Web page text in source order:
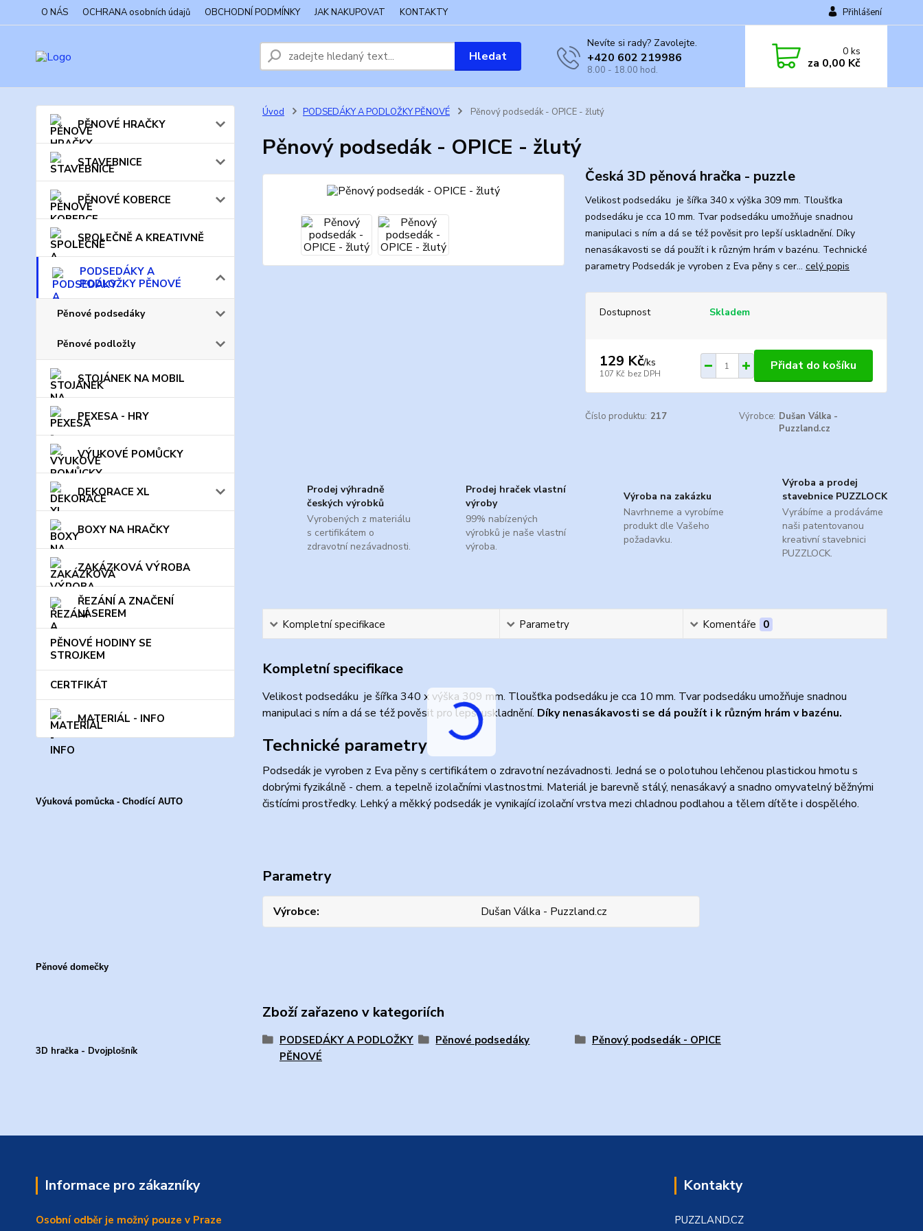
O NÁS OCHRANA osobních údajů OBCHODNÍ PODMÍNKY JAK NAKUPOVAT KONTAKTY Přihlášení
Hledat
Nevíte si rady? Zavolejte.
+420 602 219986
8.00 - 18.00 hod.
0ks
za 0,00 Kč
PĚNOVÉ HRAČKY
STAVEBNICE
PĚNOVÉ KOBERCE
SPOLEČNĚ A KREATIVNĚ
PODSEDÁKY A
PODLOŽKY PĚNOVÉ
Pěnové podsedáky
Pěnové podložly
STOJÁNEK NA MOBIL
PEXESA - HRY
VÝUKOVÉ POMŮCKY
DEKORACE XL
BOXY NA HRAČKY
ZAKÁZKOVÁ VÝROBA
ŘEZÁNÍ A ZNAČENÍ
LASEREM
PĚNOVÉ HODINY SE
STROJKEM
CERTFIKÁT
MATERIÁL - INFO
Výuková pomůcka - Chodící AUTO
Pěnové domečky
3D hračka - Dvojplošník
Úvod PODSEDÁKY A PODLOŽKY PĚNOVÉ Pěnový podsedák - OPICE - žlutý
Pěnový podsedák - OPICE - žlutý
Česká 3D pěnová hračka - puzzle
Velikost podsedáku je šířka 340 x výška 309 mm. Tloušťka
podsedáku je cca 10 mm. Tvar podsedáku umožňuje snadnou
manipulaci s ním a dá se též pověsit pro lepší uskladnění. Díky
nenasákavosti se dá použít i k různým hrám v bazénu. Technické
parametry Podsedák je vyroben z Eva pěny s cer... celý popis
Dostupnost Skladem
129 Kč/ks
107 Kč bez DPH
Přidat do košíku
Číslo produktu: 217 Výrobce: Dušan Válka -
Puzzland.cz
Prodej výhradně
českých výrobků
Vyrobených z materiálu
s certifikátem o
zdravotní nezávadnosti.
Prodej hraček vlastní
výroby
99% nabízených
výrobků je naše vlastní
výroba.
Výroba na zakázku
Navrhneme a vyrobíme
produkt dle Vašeho
požadavku.
Výroba a prodej
stavebnice PUZZLOCK
Vyrábíme a prodáváme
naši patentovanou
kreativní stavebnici
PUZZLOCK.
Kompletní specifikace Parametry Komentáře 0
Kompletní specifikace
Velikost podsedáku je šířka 340 x výška 309 mm. Tloušťka podsedáku je cca 10 mm. Tvar podsedáku umožňuje snadnou
manipulaci s ním a dá se též pověsit pro lepší uskladnění. Díky nenasákavosti se dá použít i k různým hrám v bazénu.
Technické parametry
Podsedák je vyroben z Eva pěny s certifikátem o zdravotní nezávadnosti. Jedná se o polotuhou lehčenou plastickou hmotu s
dobrými fyzikálně - chem. a tepelně izolačními vlastnostmi. Materiál je barevně stálý, nenasákavý a snadno omyvatelný běžnými
čistícími prostředky. Lehký a měkký podsedák je vynikající izolační vrstva mezi chladnou podlahou a tělem dítěte i dospělého.
Parametry
Výrobce Dušan Válka - Puzzland.cz
Zboží zařazeno v kategoriích
PODSEDÁKY A PODLOŽKY
PĚNOVÉ
Pěnové podsedáky Pěnový podsedák - OPICE
Informace pro zákazníky
Osobní odběr je možný pouze v Praze
Kontakty
PUZZLAND.CZ